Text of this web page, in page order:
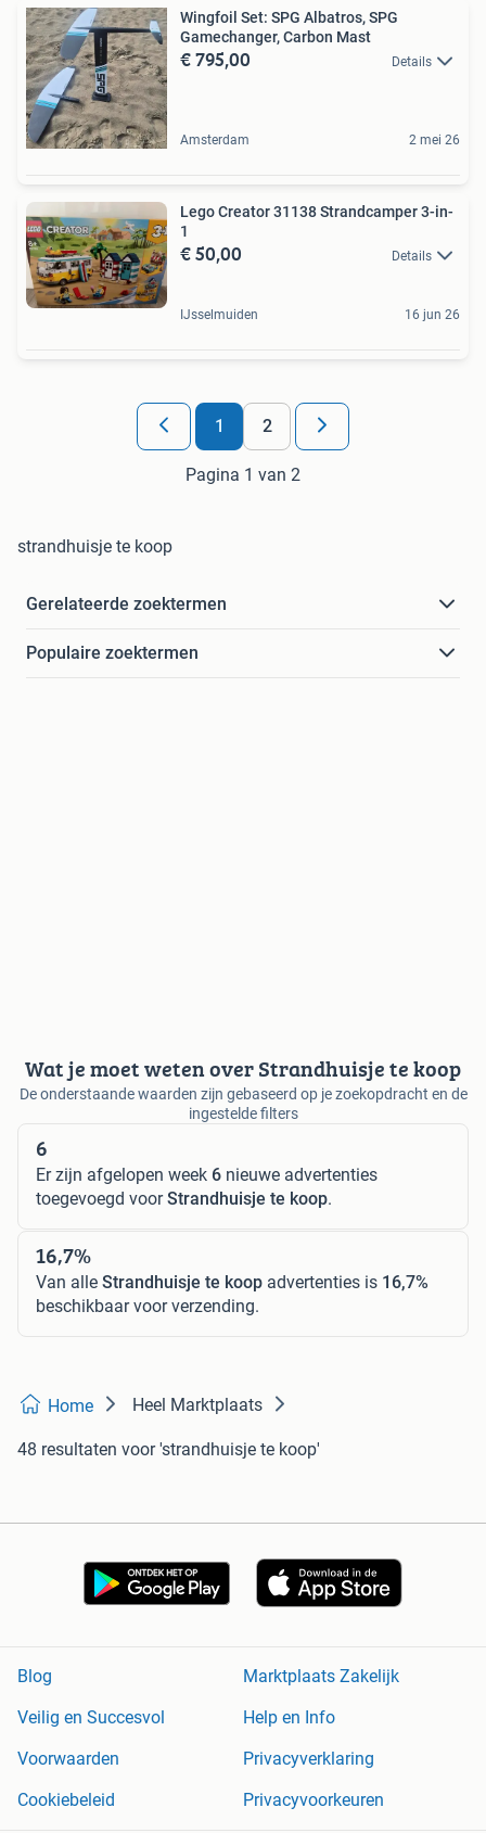
Wingfoil Set: SPG Albatros, SPG
Gamechanger, Carbon Mast
€ 795,00 Details
Amsterdam 2 mei 26
Lego Creator 31138 Strandcamper 3-in-
1
€ 50,00 Details
IJsselmuiden 16 jun 26
1 2
Pagina 1 van 2
strandhuisje te koop
Gerelateerde zoektermen
Populaire zoektermen
Wat je moet weten over Strandhuisje te koop
De onderstaande waarden zijn gebaseerd op je zoekopdracht en de
ingestelde filters
6
Er zijn afgelopen week 6 nieuwe advertenties
toegevoegd voorStrandhuisje te koop.
16,7%
Van alle Strandhuisje te koop advertenties is 16,7%
beschikbaar voor verzending.
Home Heel Marktplaats
48 resultaten voor 'strandhuisje te koop'
Blog
Marktplaats Zakelijk
Veilig en Succesvol
Help en Info
Voorwaarden
Privacyverklaring
Cookiebeleid
Privacyvoorkeuren